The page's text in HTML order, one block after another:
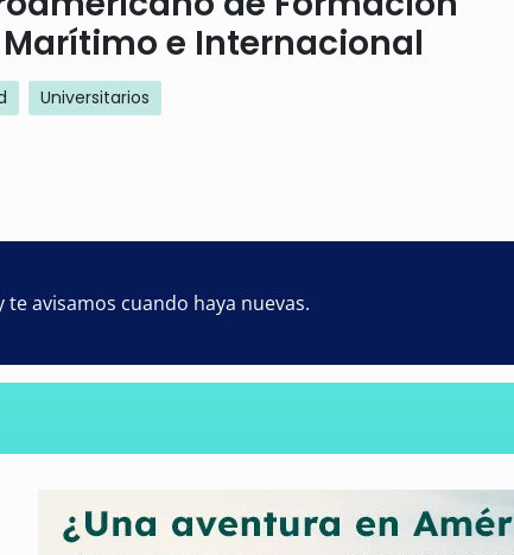
e Internacional
Universitarios
avisamos cuando haya nuevas.